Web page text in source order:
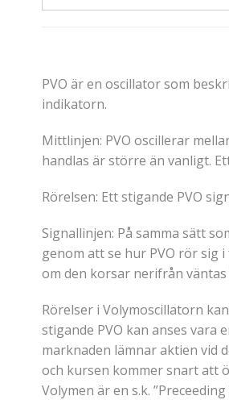
PVO är en oscillator som
indikatorn.
Mittlinjen: PVO oscillerar
handlas är större än vanligt.
Rörelsen: Ett stigande PVO
Signallinjen: På samma sätt
genom att se hur PVO rör sig
om den korsar nerifrån
Rörelser i Volymoscillatorn
stigande PVO kan anses
marknaden lämnar aktien vid
och kursen kommer snart att
Volymen är en s.k. ”Preceeding